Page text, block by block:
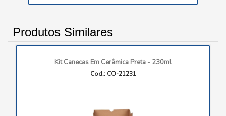
Produtos Similares
Kit Canecas Em Cerâmica Preta - 230ml
Cod.: CO-21231